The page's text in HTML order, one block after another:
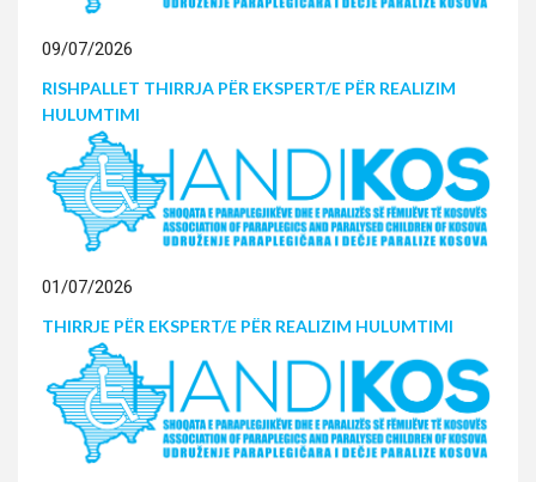
09/07/2026
RISHPALLET THIRRJA PËR EKSPERT/E PËR REALIZIM
HULUMTIMI
01/07/2026
THIRRJE PËR EKSPERT/E PËR REALIZIM HULUMTIMI